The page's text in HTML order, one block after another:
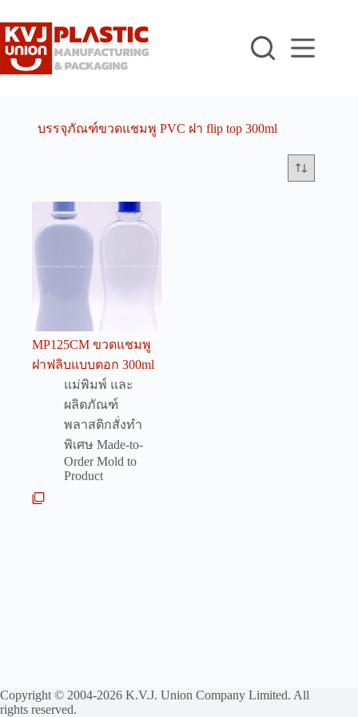
to
content
บรรจุภัณฑ์ขวดแชมพู PVC ฝา flip top 300ml
MP125CM ขวดแชมพู
ฝาฟลิบแบบตอก 300ml
แม่พิมพ์ และ
ผลิตภัณฑ์
พลาสติกสั่งทำ
พิเศษ Made-to-
Order Mold to
Product
Copyright © 2004-2026 K.V.J. Union Company Limited. All
rights reserved.